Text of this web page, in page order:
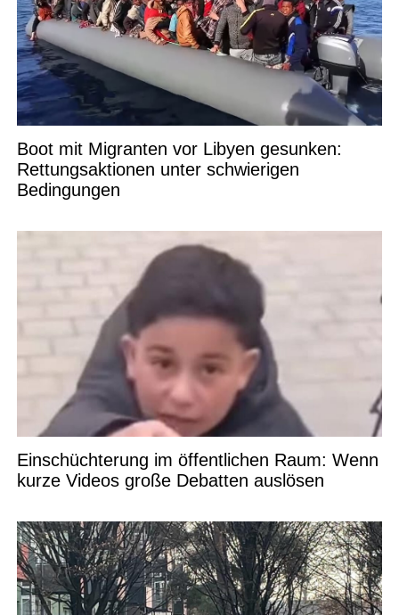
Boot mit Migranten vor Libyen gesunken:
Rettungsaktionen unter schwierigen
Bedingungen
Einschüchterung im öffentlichen Raum: Wenn
kurze Videos große Debatten auslösen